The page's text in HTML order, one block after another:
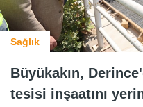
Sağlık
Büyükakın,
tesisi inşaatını